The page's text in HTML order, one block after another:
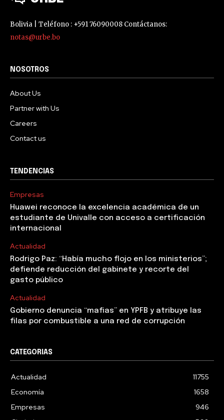
Bolivia | Teléfono : +591 76090008 Contáctanos:
notas@urbe.bo
NOSOTROS
About Us
Partner with Us
Careers
Contact us
TENDENCIAS
Empresas
Huawei reconoce la excelencia académica de un
estudiante de Univalle con acceso a certificación
internacional
Actualidad
Rodrigo Paz: “Había mucho flojo en los ministerios”;
defiende reducción del gabinete y recorte del
gasto público
Actualidad
Gobierno denuncia “mafias” en YPFB y atribuye las
filas por combustible a una red de corrupción
CATEGORIAS
Actualidad
11755
Economía
1658
Empresas
946